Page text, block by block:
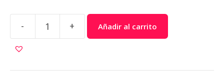
-
Educación
|
+ Añadir al carrito